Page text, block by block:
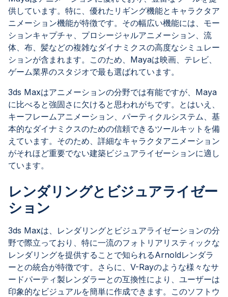
供しています。特に、優れたリギング機能とキャラクタア
ニメーション機能が特徴です。その幅広い機能には、モー
ションキャプチャ、プロシージャルアニメーション、流
体、布、髪などの複雑なダイナミクスの高度なシミュレー
ションが含まれます。このため、Mayaは映画、テレビ、
ゲーム業界のスタジオで最も選ばれています。
3ds Maxはアニメーションの分野では有能ですが、Maya
に比べると強固さに欠けると思われがちです。とはいえ、
キーフレームアニメーション、パーティクルシステム、基
本的なダイナミクスのための信頼できるツールキットを備
えています。そのため、詳細なキャラクタアニメーション
がそれほど重要でない建築ビジュアライゼーションに適し
ています。
レンダリングとビジュアライゼー
ション
3ds Maxは、レンダリングとビジュアライゼーションの分
野で際立っており、特に一流のフォトリアリスティックな
レンダリングを提供することで知られるArnoldレンダラ
ーとの統合が特徴です。さらに、V-Rayのような様々なサ
ードパーティ製レンダラーとの互換性により、ユーザーは
印象的なビジュアルを簡単に作成できます。このソフトウ